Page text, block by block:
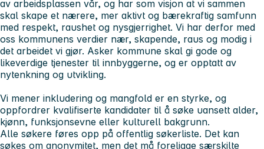
av arbeidsplassen vår, og har som visjon at vi sammen
skal skape et nærere, mer aktivt og bærekraftig samfunn
med respekt, raushet og nysgjerrighet. Vi har derfor med
oss kommunens verdier nær, skapende, raus og modig i
det arbeidet vi gjør. Asker kommune skal gi gode og
likeverdige tjenester til innbyggerne, og er opptatt av
nytenkning og utvikling.
Vi mener inkludering og mangfold er en styrke, og
oppfordrer kvalifiserte kandidater til å søke uansett alder,
kjønn, funksjonsevne eller kulturell bakgrunn.
Alle søkere føres opp på offentlig søkerliste. Det kan
søkes om anonymitet, men det må foreligge særskilte